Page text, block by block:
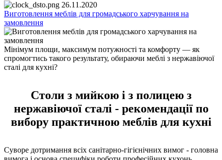
26.11.2020
Виготовлення меблів для громадського харчування на
замовлення
Мінімум площи, максимум потужності та комфорту — як
спромогтись такого результату, обираючи меблі з нержавіючої
сталі для кухні?
Столи з мийкою і з полицею з
нержавіючої сталі - рекомендації по
вибору практичною меблів для кухні
Суворе дотримання всіх санітарно-гігієнічних вимог - головна